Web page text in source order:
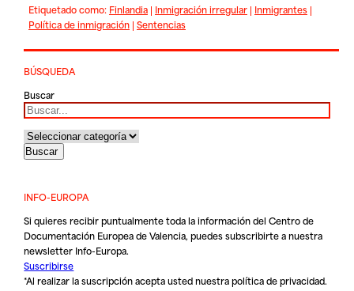
Etiquetado como: Finlandia| Inmigración irregular| Inmigrantes|
Política de inmigración| Sentencias
BÚSQUEDA
Buscar
INFO-EUROPA
Si quieres recibir puntualmente toda la información del Centro de
Documentación Europea de Valencia, puedes subscribirte a nuestra
newsletter Info-Europa.
Suscribirse
*Al realizar la suscripción acepta usted nuestrapolítica de privacidad.